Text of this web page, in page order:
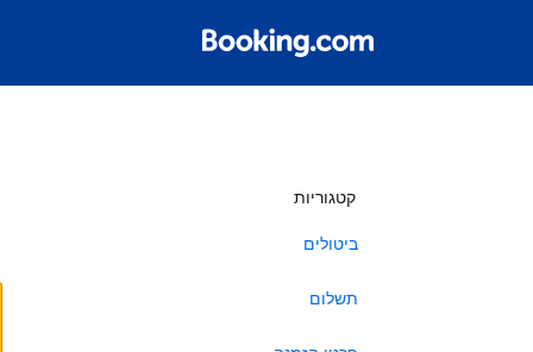
קטגוריות
ביטולים
תשלום